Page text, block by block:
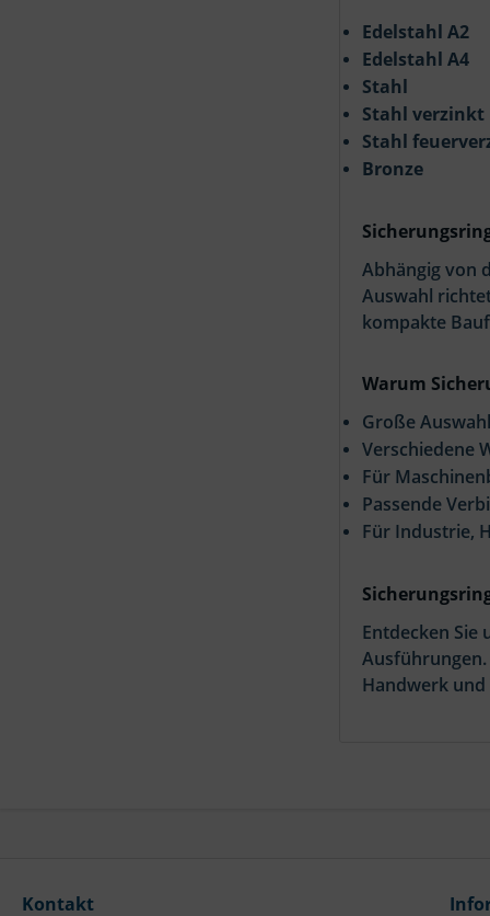
Edelstahl A2
Edelstahl A4
Stahl
Stahl verzinkt
Stahl
Bronze
Abhängig von
Auswahl
kompakte
Warum
Große
Verschiedene
Für
Passende
Für Industrie,
Entdecken
Handwerk und
Kontakt